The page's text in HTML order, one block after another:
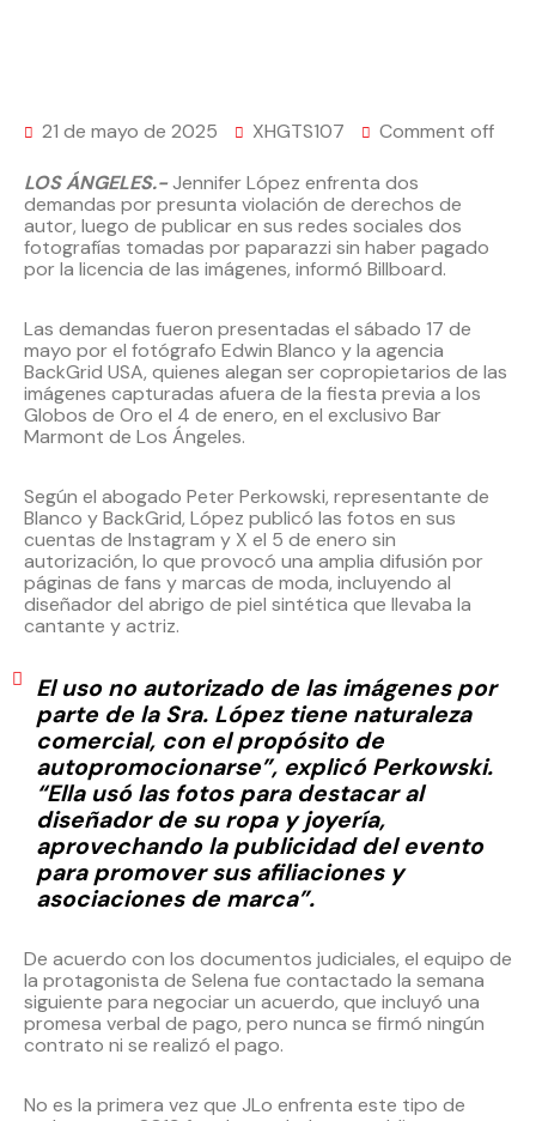
21 de mayo de 2025 XHGTS107 Comment off
LOS ÁNGELES.-Jennifer López enfrenta dos
demandas por presunta violación de derechos de
autor, luego de publicar en sus redes sociales dos
fotografías tomadas por paparazzi sin haber pagado
por la licencia de las imágenes, informó Billboard.
Las demandas fueron presentadas el sábado 17 de
mayo por el fotógrafo Edwin Blanco y la agencia
BackGrid USA, quienes alegan ser copropietarios de las
imágenes capturadas afuera de la fiesta previa a los
Globos de Oro el 4 de enero, en el exclusivo Bar
Marmont de Los Ángeles.
Según el abogado Peter Perkowski, representante de
Blanco y BackGrid, López publicó las fotos en sus
cuentas de Instagram y X el 5 de enero sin
autorización, lo que provocó una amplia difusión por
páginas de fans y marcas de moda, incluyendo al
diseñador del abrigo de piel sintética que llevaba la
cantante y actriz.
El uso no autorizado de las imágenes por
parte de la Sra. López tiene naturaleza
comercial, con el propósito de
autopromocionarse”, explicó Perkowski.
“Ella usó las fotos para destacar al
diseñador de su ropa y joyería,
aprovechando la publicidad del evento
para promover sus afiliaciones y
asociaciones de marca”.
De acuerdo con los documentos judiciales, el equipo de
la protagonista de Selena fue contactado la semana
siguiente para negociar un acuerdo, que incluyó una
promesa verbal de pago, pero nunca se firmó ningún
contrato ni se realizó el pago.
No es la primera vez que JLo enfrenta este tipo de